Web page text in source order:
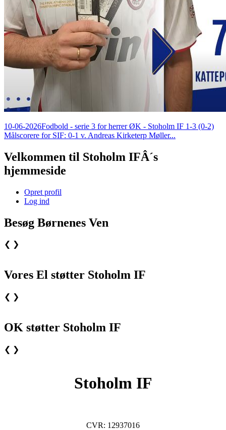
10-06-2026Fodbold - serie 3 for herrer ØK - Stoholm IF 1-3 (0-2)
Målscorere for SIF: 0-1 v. Andreas Kirketerp Møller...
Velkommen til Stoholm IFÂ´s
hjemmeside
Opret profil
Log ind
Besøg Børnenes Ven
❮ ❯
Vores El støtter Stoholm IF
❮ ❯
OK støtter Stoholm IF
❮ ❯
Stoholm IF
CVR: 12937016